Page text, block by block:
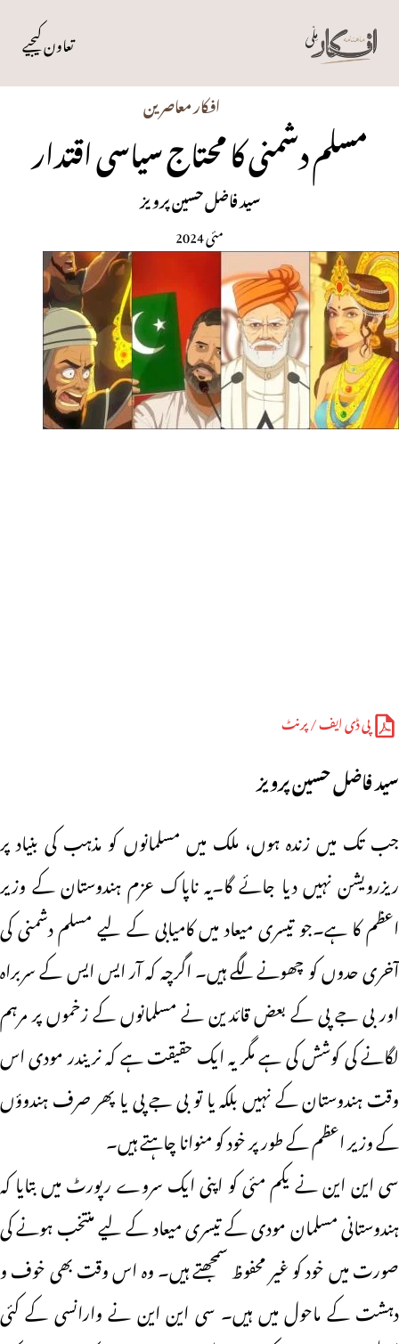
تعاون کیجیے
افکار معاصرین
مسلم دشمنی کا محتاج سیاسی اقتدار
سید فاضل حسین پرویز
مئی 2024
پی ڈی ایف / پرنٹ
سید فاضل حسین پرویز
جب تک میں زندہ ہوں، ملک میں مسلمانوں کو مذہب کی بنیاد پر
ریزرویشن نہیں دیا جائے گا۔یہ ناپاک عزم ہندوستان کے وزیر
اعظم کا ہے۔جو تیسری میعاد میں کامیابی کے لیے مسلم دشمنی کی
آخری حدوں کو چھونے لگے ہیں۔ اگرچہ کہ آر ایس ایس کے سربراہ
اور بی جے پی کے بعض قائدین نے مسلمانوں کے زخموں پر مرہم
لگانے کی کوشش کی ہے مگر یہ ایک حقیقت ہے کہ نریندر مودی اس
وقت ہندوستان کے نہیں بلکہ یا تو بی جے پی یا پھر صرف ہندوؤں
کے وزیر اعظم کے طور پر خود کو منوانا چاہتے ہیں۔
سی این این نے یکم مئی کو اپنی ایک سروے رپورٹ میں بتایا کہ
ہندوستانی مسلمان مودی کے تیسری میعاد کے لیے منتخب ہونے کی
صورت میں خود کو غیر محفوظ سمجھتے ہیں۔ وہ اس وقت بھی خوف و
دہشت کے ماحول میں ہیں۔ سی این این نے وارانسی کے کئی